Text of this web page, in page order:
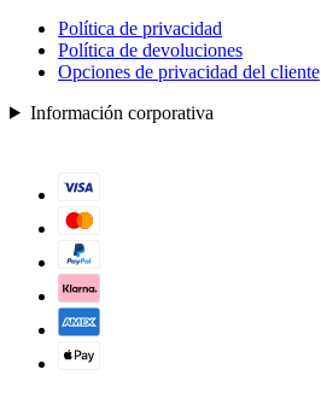
Política de privacidad
Política de devoluciones
Opciones de privacidad del cliente
Información corporativa